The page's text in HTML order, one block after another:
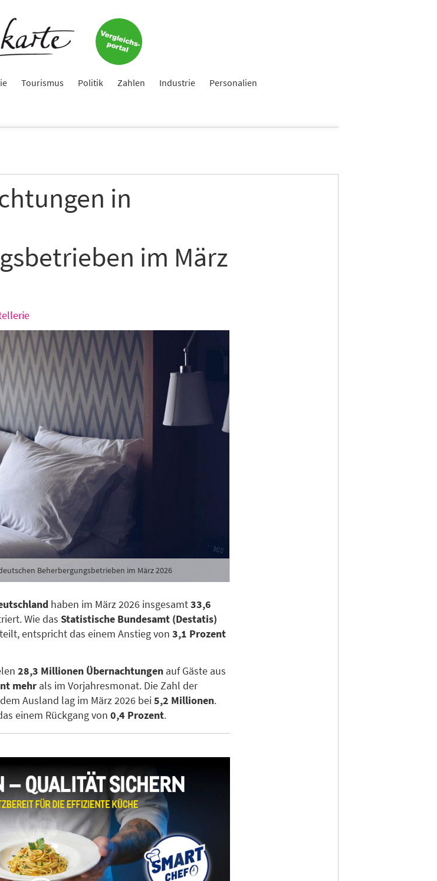
Tourismus Politik Zahlen Industrie Personalien
in
im März
Beherbergungsbetrieben im März 2026
haben im März 2026 insgesamt33,6
Wie das Statistische Bundesamt (Destatis)
entspricht das einem Anstieg von 3,1 Prozent
28,3 Millionen Übernachtungen auf Gäste aus
mehr als im Vorjahresmonat. Die Zahl der
Ausland lag im März 2026 bei5,2 Millionen.
einem Rückgang von 0,4 Prozent.